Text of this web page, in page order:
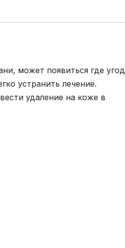
может появиться где
устранить лечение.
удаление на коже в